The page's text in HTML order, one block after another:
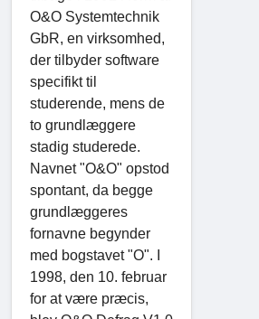
O&O Systemtechnik
GbR, en virksomhed,
der tilbyder software
specifikt til
studerende, mens de
to grundlæggere
stadig studerede.
Navnet "O&O" opstod
spontant, da begge
grundlæggeres
fornavne begynder
med bogstavet "O". I
1998, den 10. februar
for at være præcis,